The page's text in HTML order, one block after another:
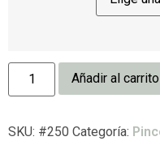
Añadir al carrito
SKU: #250 Categoría: